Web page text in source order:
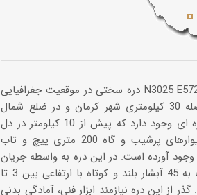
دره سختی در موقعیت جغرافیایی N3025 E5722 در استان کرمان
واقع است. در فاصله 30 کیلومتری شهر کرمان و در ضلع شمال
شرقی کافر کوه، دره ای وجود دارد که پیش از 10 کیلومتر در دل
کوه‌های بلند با دیوارهای پرشیب و گاه 200 متری پیچ و تاب
آورده است. در این دره به واسطه جریان
آب رودخانه نزدیک به 45 آبشار بلند و کوتاه با ارتفاعی بین 3 تا
گذر از این دره نیازمند ابزار فنی، آمادگی بدنی